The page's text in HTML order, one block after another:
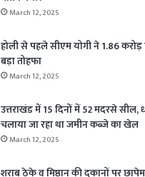
March 12, 2025
होली से पहले सीएम योगी ने 1.86 करोड़
बड़ा तोहफा
March 12, 2025
उत्तराखंड में 15 दिनों में 52 मदरसे सील,
चलाया जा रहा था जमीन कब्जे का खेल
March 12, 2025
शराब ठेके व मिष्ठान की दुकानों पर